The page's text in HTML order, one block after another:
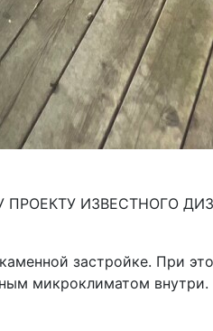
ИЗВЕСТНОГО
застройке. При
микроклиматом